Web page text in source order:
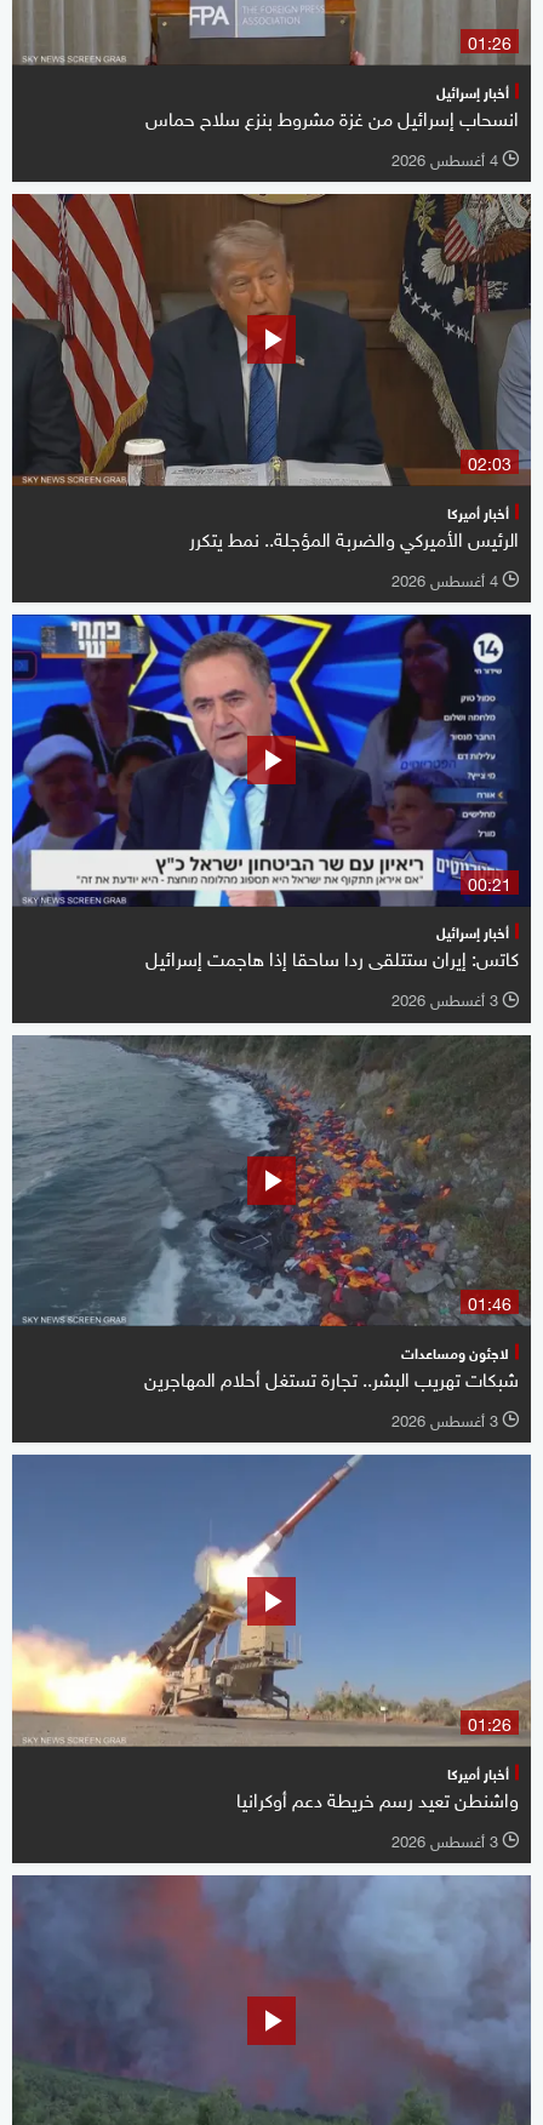
01:26
أخبار إسرائيل
انسحاب إسرائيل من غزة مشروط بنزع سلاح حماس
l 4 أغسطس 2026
02:03
أخبار أميركا
الرئيس الأميركي والضربة المؤجلة.. نمط يتكرر
l 4 أغسطس 2026
00:21
أخبار إسرائيل
كاتس: إيران ستتلقى ردا ساحقا إذا هاجمت إسرائيل
l 3 أغسطس 2026
01:46
لاجئون ومساعدات
شبكات تهريب البشر.. تجارة تستغل أحلام المهاجرين
l 3 أغسطس 2026
01:26
أخبار أميركا
واشنطن تعيد رسم خريطة دعم أوكرانيا
l 3 أغسطس 2026